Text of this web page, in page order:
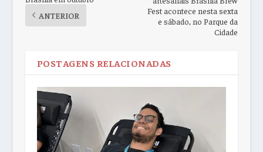
ANTERIOR
Fest acontece nesta sexta
e sábado, no Parque da
Cidade
POSTAGENS RELACIONADAS